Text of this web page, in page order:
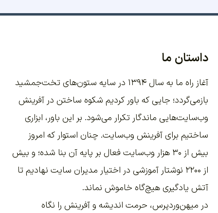
داستان ما
آغاز راه ما به سال ۱۳۹۴ در سایه ستون‌های تخت‌جمشید
بازمی‌گردد؛ جایی که باور کردیم شکوه ساختن در آفرینش
وب‌سایت‌هایی ماندگار تکرار می‌شود. بر این باور، ابزاری
ساختیم برای آفرینش وب‌سایت. چنان استوار که امروز
بیش از ۳۰ هزار وب‌سایت فعال بر پایه آن بنا شده؛ و بیش
از ۲۲۰۰
نوشتار آموزشی در اختیار مدیران سایت نهادیم تا
آتش یادگیری هیچ‌گاه خاموش نماند.
در میهن‌وردپرس، حرمت اندیشه و آفرینش را نگاه